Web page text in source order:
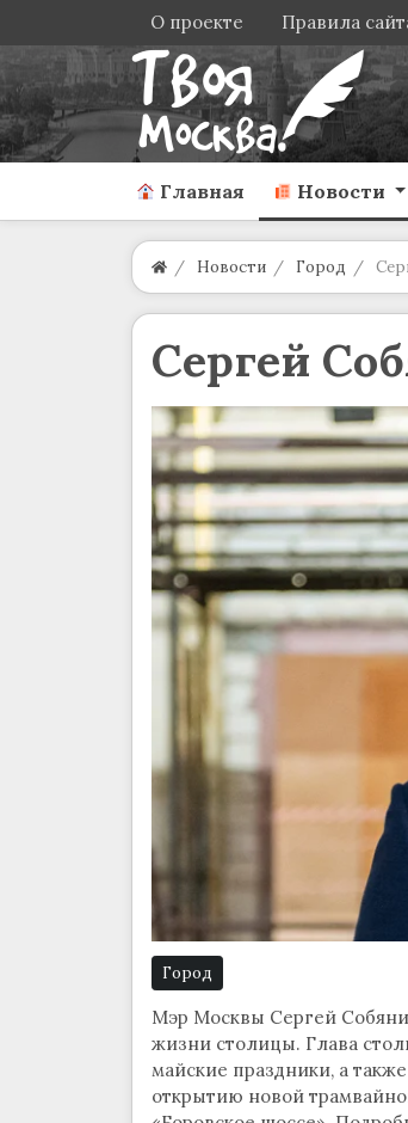
О проекте Правила
Главная Новости
Новости Город
Сергей
Город
Мэр Москвы Сергей
жизни столицы. Глава
майские праздники, а
открытию новой